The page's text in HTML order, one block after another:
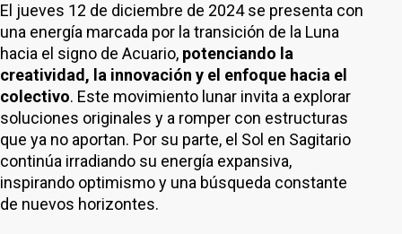
El jueves 12 de diciembre de 2024 se presenta con
una energía marcada por la transición de la Luna
hacia el signo de Acuario, potenciando la
creatividad, la innovación y el enfoque hacia el
colectivo. Este movimiento lunar invita a explorar
soluciones originales y a romper con estructuras
que ya no aportan. Por su parte, el Sol en Sagitario
continúa irradiando su energía expansiva,
inspirando optimismo y una búsqueda constante
de nuevos horizontes.